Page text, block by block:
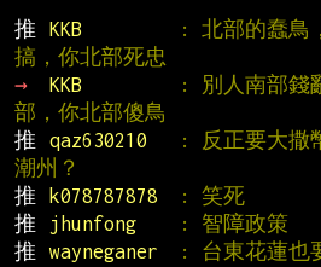
推
KKB
: 北部的蠢鳥
搞，你北部死忠
→
KKB
: 別人南部錢
部，你北部傻鳥
推
qaz630210
: 反正要大撒
潮州？
推
k078787878 : 笑死
推
jhunfong : 智障政策
推
wayneganer : 台東花蓮也